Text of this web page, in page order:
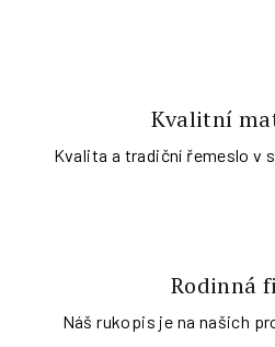
Kvalitní
Kvalita a tradiční řemeslo v
Rodinná
Náš rukopis je na našich